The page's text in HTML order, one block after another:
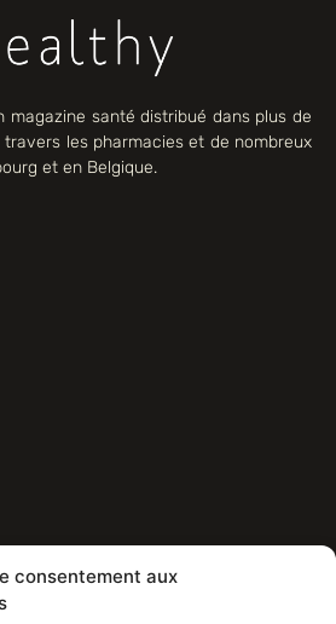
consentement aux
magazine santé distribué dans plus de
les pharmacies et de nombreux
et en Belgique.